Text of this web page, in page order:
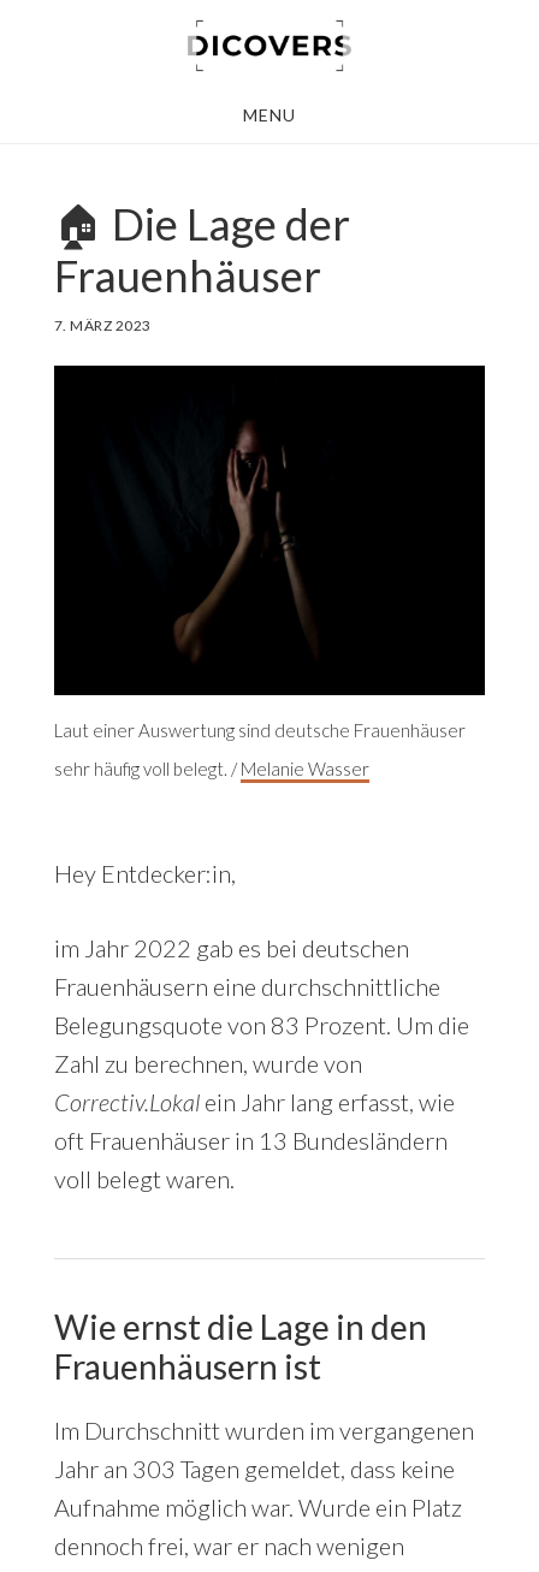
MENU
🏠 Die Lage der
Frauenhäuser
7. MÄRZ 2023
Laut einer Auswertung sind deutsche Frauenhäuser
sehr häufig voll belegt. /Melanie Wasser
Hey Entdecker:in,
im Jahr 2022 gab es bei deutschen
Frauenhäusern eine durchschnittliche
Belegungsquote von 83 Prozent. Um die
Zahl zu berechnen, wurde von
Correctiv.Lokalein Jahr lang erfasst, wie
oft Frauenhäuser in 13 Bundesländern
voll belegt waren.
Wie ernst die Lage in den
Frauenhäusern ist
Im Durchschnitt wurden im vergangenen
Jahr an 303 Tagen gemeldet, dass keine
Aufnahme möglich war. Wurde ein Platz
dennoch frei, war er nach wenigen